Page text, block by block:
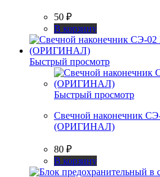
50 ₽
В корзину
Быстрый просмотр
Быстрый просмотр
Свечной наконечник
(ОРИГИНАЛ)
80 ₽
В корзину